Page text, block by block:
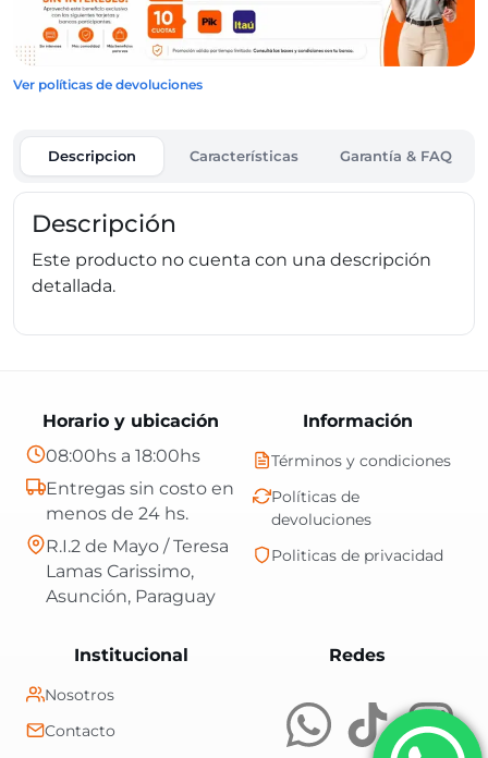
Ver políticas de devoluciones
Descripcion Características Garantía & FAQ
Descripción
Este producto no cuenta con una descripción
detallada.
RedesCentral Shop es
Información
Términos y condiciones
Políticas de
devoluciones
Politicas de privacidad
Institucional
Nosotros
Contacto
Horario y ubicación
08:00hs a 18:00hs
Entregas sin costo en
menos de 24 hs.
R.I.2 de Mayo / Teresa
Lamas Carissimo,
Asunción, Paraguay